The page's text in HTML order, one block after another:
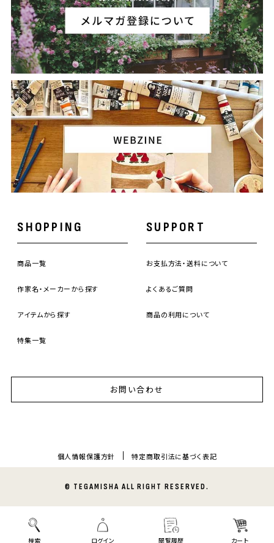
SHOPPING
商品一覧
作家名・メーカーから探す
アイテムから探す
特集一覧
SUPPORT
お支払方法・送料について
よくあるご質問
商品の利用について
お問い合わせ
個人情報保護方針 特定商取引法に基づく表記
© TEGAMISHA ALL RIGHT RESERVED.